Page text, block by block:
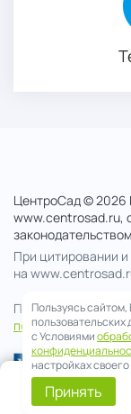
Telegram
ЦентроСад © 2026
www.centrosad.ru,
При цитировании
на
Продолжая
персональных
Пользуясь
пользовательских
с Условиями
настройках
Принять